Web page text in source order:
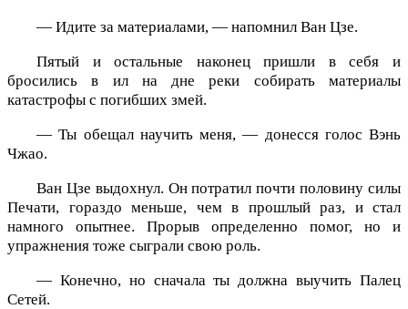
— Идите за материалами, — напомнил Ван Цзе.
Пятый и остальные наконец пришли в себя и
бросились в ил на дне реки собирать материалы
катастрофы с погибших змей.
— Ты обещал научить меня, — донесся голос Вэнь
Чжао.
Ван Цзе выдохнул. Он потратил почти половину силы
Печати, гораздо меньше, чем в прошлый раз, и стал
намного опытнее. Прорыв определенно помог, но и
упражнения тоже сыграли свою роль.
— Конечно, но сначала ты должна выучить Палец
Сетей.